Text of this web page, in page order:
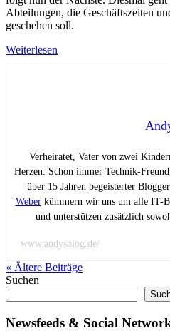
Abteilungen, die Geschäftszeiten
geschehen soll.
Weiterlesen
Verheiratet, Vater von zwei
Herzen. Schon immer Technik-
über 15 Jahren begeisterter
Weberkümmern wir uns um alle IT-
und unterstützen zusätzlich
www.andysblog.de/
« Ältere Beiträge
Suchen
Newsfeeds & Social